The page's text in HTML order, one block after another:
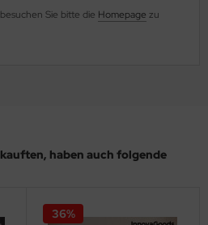
Sie bitte die Homepage zu
haben auch folgende
36%